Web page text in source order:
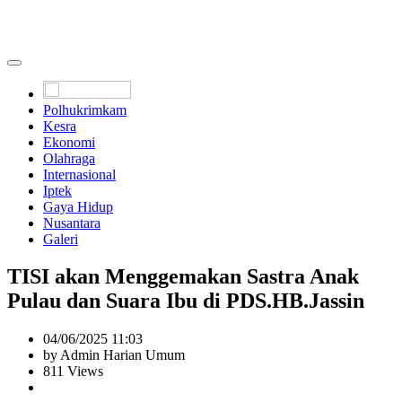
Polhukrimkam
Kesra
Ekonomi
Olahraga
Internasional
Iptek
Gaya Hidup
Nusantara
Galeri
TISI akan Menggemakan Sastra Anak
Pulau dan Suara Ibu di PDS.HB.Jassin
04/06/2025 11:03
by Admin Harian Umum
811 Views